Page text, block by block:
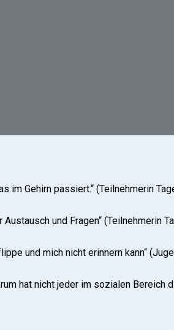
im Gehirn passiert.“ (Teilnehmerin
und Fragen“ (Teilnehmerin
und mich nicht erinnern kann“
hat nicht jeder im sozialen Bereich